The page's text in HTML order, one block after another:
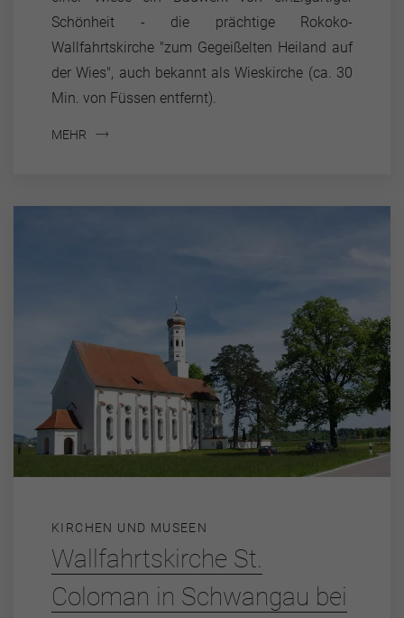
Schönheit - die prächtige Rokoko-
Wallfahrtskirche "zum Gegeißelten Heiland auf
der Wies", auch bekannt als Wieskirche (ca. 30
Min. von Füssen entfernt).
MEHR
KIRCHEN UND MUSEEN
Wallfahrtskirche St.
Coloman in Schwangau bei